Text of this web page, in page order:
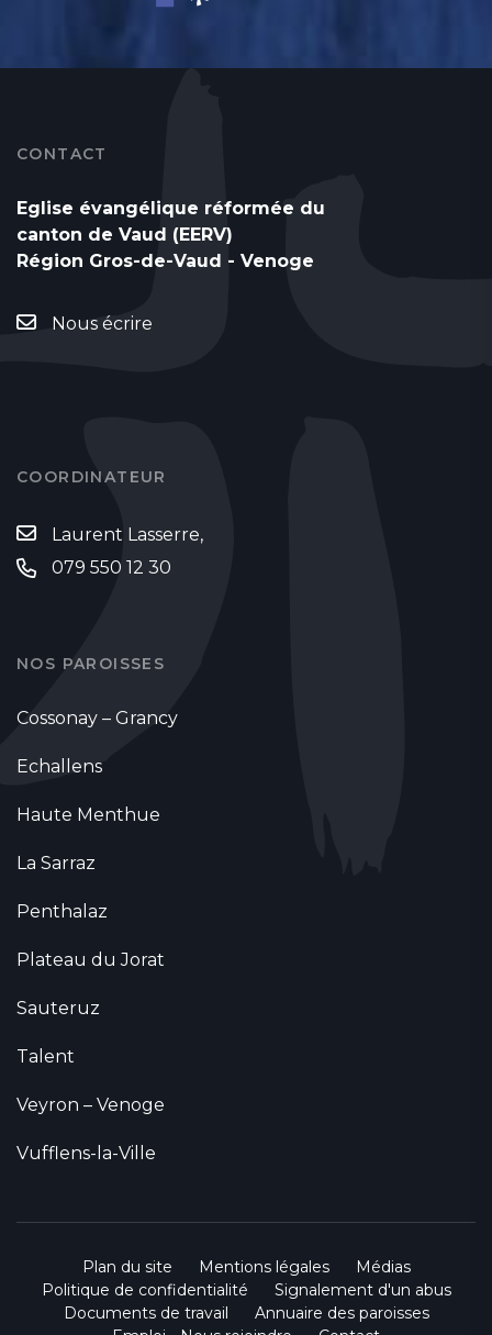
CONTACT
Eglise évangélique réformée du
canton de Vaud (EERV)
Région Gros-de-Vaud - Venoge
Nous écrire
COORDINATEUR
Laurent Lasserre,
079 550 12 30
NOS PAROISSES
Cossonay – Grancy
Echallens
Haute Menthue
La Sarraz
Penthalaz
Plateau du Jorat
Sauteruz
Talent
Veyron – Venoge
Vufflens-la-Ville
Plan du site Mentions légales
Médias
Politique de confidentialité
Signalement d'un abus
Documents de travail
Annuaire des paroisses